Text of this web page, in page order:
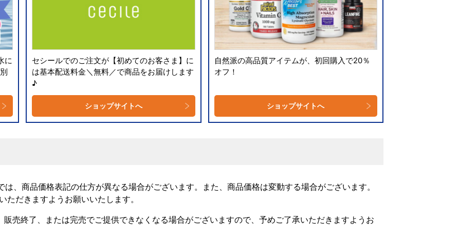
セシールでのご注文が【初めてのお客さま】に
は基本配送料金＼無料／で商品をお届けします
♪
ショップサイトへ
に
自然派の高品質アイテムが、初回購入で20％
オフ！
ショップサイトへ
、商品価格表記の仕方が異なる場合がございます。また、商品価格は変動する場合がございます。
だきますようお願いいたします。
売終了、または完売でご提供できなくなる場合がございますので、予めご了承いただきますようお